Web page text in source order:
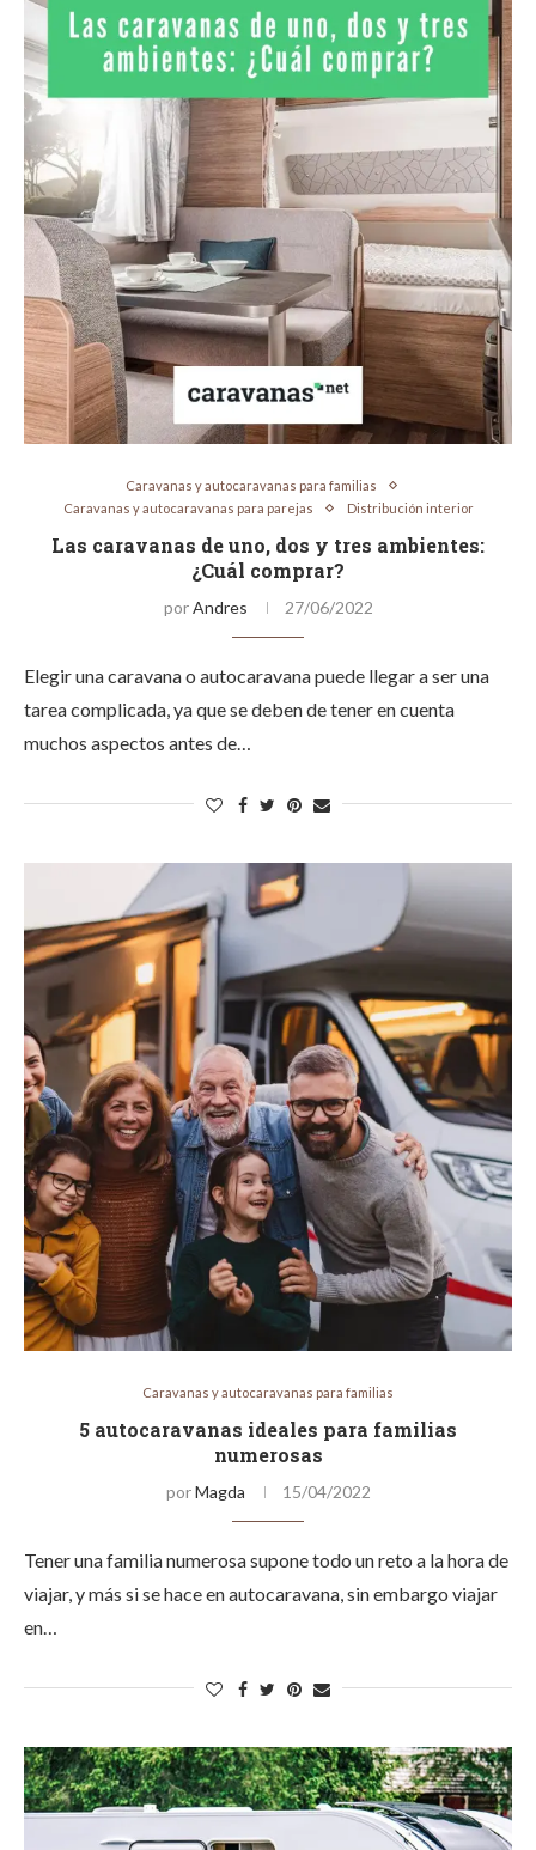
Caravanas y autocaravanas para familias
Caravanas y autocaravanas para parejas
Distribución interior
Las caravanas de uno, dos y tres ambientes:
¿Cuál comprar?
porAndres 27/06/2022
Elegir una caravana o autocaravana puede llegar a ser una
tarea complicada, ya que se deben de tener en cuenta
muchos aspectos antes de…
Caravanas y autocaravanas para familias
5 autocaravanas ideales para familias
numerosas
porMagda 15/04/2022
Tener una familia numerosa supone todo un reto a la hora de
viajar, y más si se hace en autocaravana, sin embargo viajar
en…